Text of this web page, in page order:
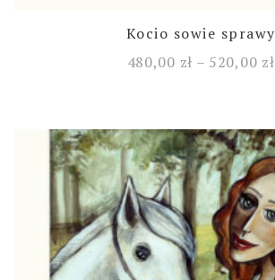
Kocio sowie sprawy
480,00 zł – 520,00 zł